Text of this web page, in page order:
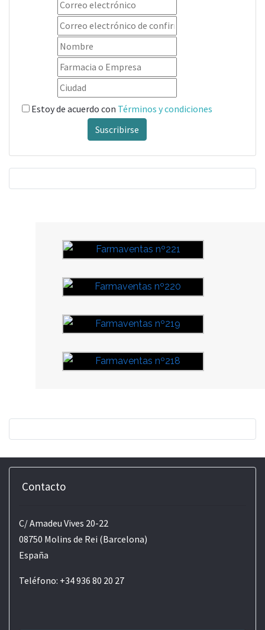
Estoy de acuerdo con Términos y condiciones
Suscribirse
Contacto
C/ Amadeu Vives 20-22
08750 Molins de Rei (Barcelona)
España
Teléfono: +34 936 80 20 27